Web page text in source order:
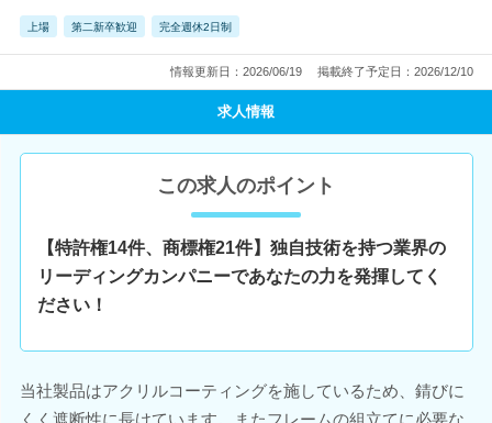
上場 第二新卒歓迎 完全週休2日制
情報更新日：2026/06/19 掲載終了予定日：2026/12/10
求人情報
この求人のポイント
【特許権14件、商標権21件】独自技術を持つ業界の
リーディングカンパニーであなたの力を発揮してく
ださい！
当社製品はアクリルコーティングを施しているため、錆びに
くく遮断性に長けています。またフレームの組立てに必要な